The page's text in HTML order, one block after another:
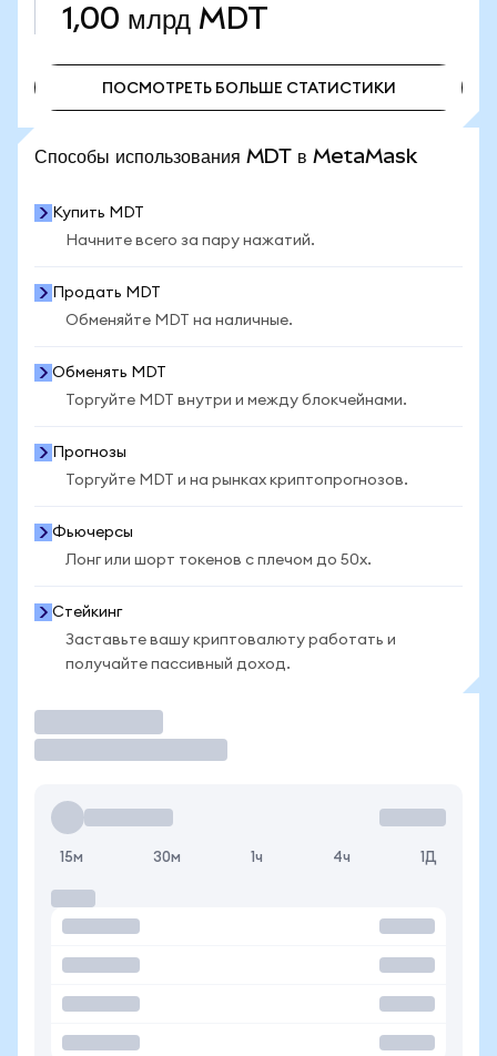
1,00 млрд MDT
ПОСМОТРЕТЬ БОЛЬШЕ СТАТИСТИКИ
Способы использования MDT в MetaMask
Купить MDT
Начните всего за пару нажатий.
Продать MDT
Обменяйте MDT на наличные.
Обменять MDT
Торгуйте MDT внутри и между блокчейнами.
Прогнозы
Торгуйте MDT и на рынках криптопрогнозов.
Фьючерсы
Лонг или шорт токенов с плечом до 50x.
Стейкинг
Заставьте вашу криптовалюту работать и
получайте пассивный доход.
15м 30м 1ч 4ч 1Д